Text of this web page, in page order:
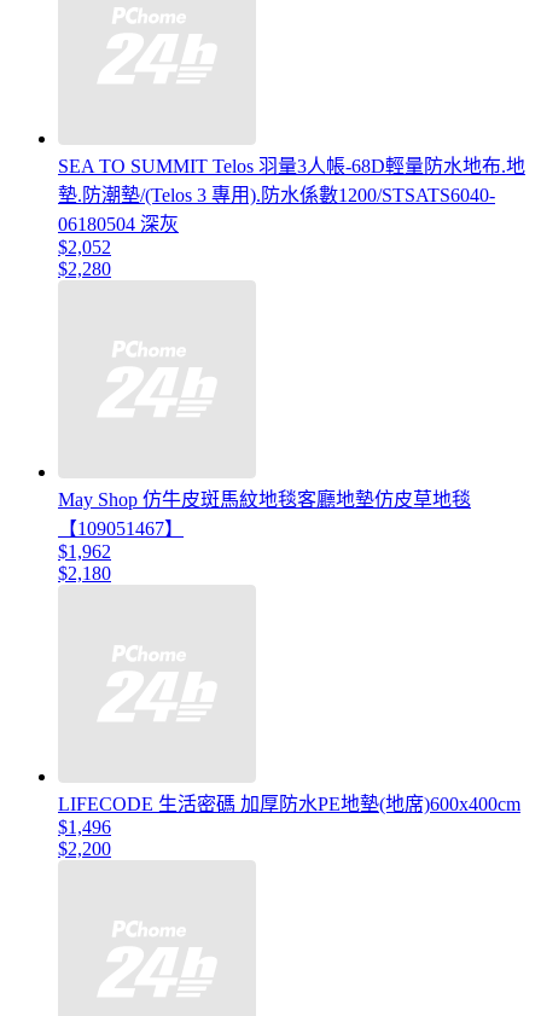
SEA TO SUMMIT Telos 羽量3人帳-68D輕量防水地布.地
墊.防潮墊/(Telos 3 專用).防水係數1200/STSATS6040-
06180504 深灰
$2,052
$2,280
May Shop 仿牛皮斑馬紋地毯客廳地墊仿皮草地毯
【109051467】
$1,962
$2,180
LIFECODE 生活密碼 加厚防水PE地墊(地席)600x400cm
$1,496
$2,200